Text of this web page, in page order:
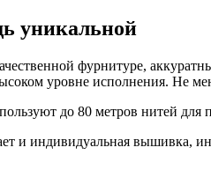
уникальной
фурнитуре,
уровне исполнения. Не
до 80 метров нитей
и индивидуальная вышивка,